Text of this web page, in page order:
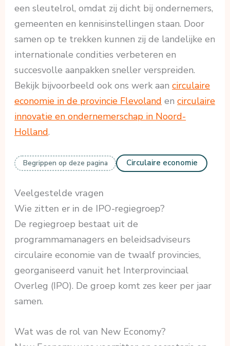
een sleutelrol, omdat zij dicht bij ondernemers,
gemeenten en kennisinstellingen staan. Door
samen op te trekken kunnen zij de landelijke en
internationale condities verbeteren en
succesvolle aanpakken sneller verspreiden.
Bekijk bijvoorbeeld ook ons werk aancirculaire
economie in de provincie Flevoland encirculaire
innovatie en ondernemerschap in Noord-
Holland.
Begrippen op deze pagina Circulaire economie
Veelgestelde vragen
Wie zitten er in de IPO-regiegroep?
De regiegroep bestaat uit de
programmamanagers en beleidsadviseurs
circulaire economie van de twaalf provincies,
georganiseerd vanuit het Interprovinciaal
Overleg (IPO). De groep komt zes keer per jaar
samen.
Wat was de rol van New Economy?